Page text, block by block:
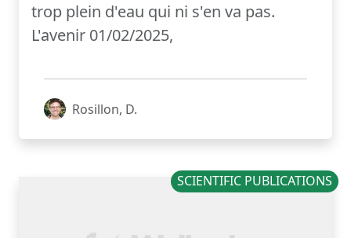
trop plein d'eau qui ni s'en va pas.
L'avenir 01/02/2025,
Rosillon, D.
SCIENTIFIC PUBLICATIONS